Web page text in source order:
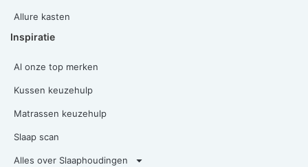
Allure kasten
Inspiratie
Al onze top merken
Kussen keuzehulp
Matrassen keuzehulp
Slaap scan
Alles over Slaaphoudingen